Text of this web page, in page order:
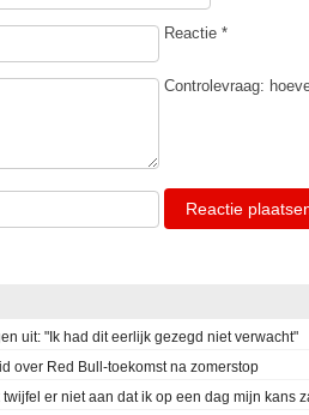
Reactie *
Controlevraag:
Reactie
uit: "Ik had dit eerlijk gezegd niet verwacht"
over Red Bull-toekomst na zomerstop
er niet aan dat ik op een dag mijn kans